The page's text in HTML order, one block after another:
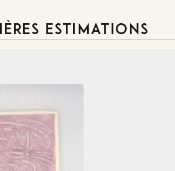
ESTIMATIONS